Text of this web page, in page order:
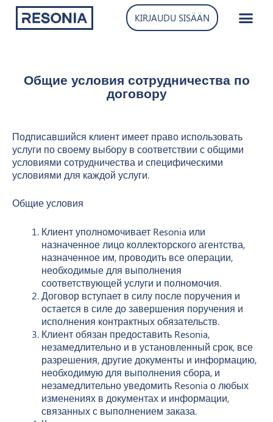
Перейти
KIRJAUDU SISÄÄN
Общие условия сотрудничества по
договору
Подписавшийся клиент имеет право использовать
услуги по своему выбору в соответствии с общими
условиями сотрудничества и специфическими
условиями для каждой услуги.
Общие условия
Клиент уполномочивает Resonia или
назначенное лицо коллекторского агентства,
назначенное им, проводить все операции,
необходимые для выполнения
соответствующей услуги и полномочия.
Договор вступает в силу после поручения и
остается в силе до завершения поручения и
исполнения контрактных обязательств.
Клиент обязан предоставить Resonia,
незамедлительно и в установленный срок, все
разрешения, другие документы и информацию,
необходимую для выполнения сбора, и
незамедлительно уведомить Resonia о любых
изменениях в документах и информации,
связанных с выполнением заказа.